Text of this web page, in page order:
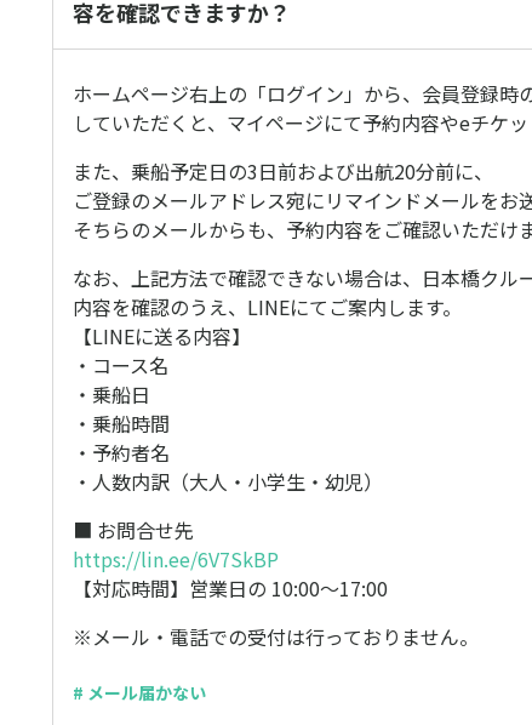
容を確認できますか？
ホームページ右上の「ログイン」から、会員登録
していただくと、マイページにて予約内容やeチケッ
また、乗船予定日の3日前および出航20分前に、
ご登録のメールアドレス宛にリマインドメールをお
そちらのメールからも、予約内容をご確認いただけま
なお、上記方法で確認できない場合は、日本橋クル
内容を確認のうえ、LINEにてご案内します。
【LINEに送る内容】
・コース名
・乗船日
・乗船時間
・予約者名
・人数内訳（大人・小学生・幼児）
■ お問合せ先
https://lin.ee/6V7SkBP
【対応時間】営業日の 10:00〜17:00
※メール・電話での受付は行っておりません。
# メール届かない